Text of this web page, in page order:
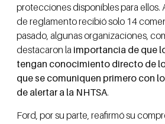
protecciones disponibles para ellos.
de reglamento recibió solo 14
pasado, algunas organizaciones,
destacaron la importancia de que
tengan conocimiento directo de
que se comuniquen primero con
de alertar a la NHTSA.
Ford, por su parte, reafirmó su